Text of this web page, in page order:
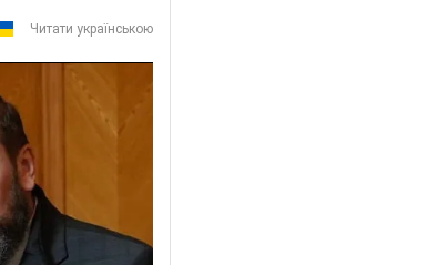
Читати українською